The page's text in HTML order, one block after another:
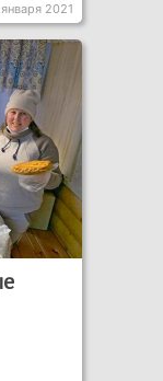
января 2021